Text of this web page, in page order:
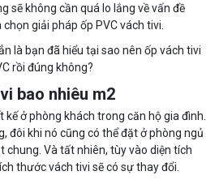
sẽ không cần quá lo lắng về vấn đề
giải pháp ốp PVC vách tivi.
là bạn đã hiểu tại sao nên ốp vách tivi
rồi đúng không?
bao nhiêu m2
ở phòng khách trong căn hộ gia đình.
đôi khi nó cũng có thể đặt ở phòng ngủ
chung. Và tất nhiên, tùy vào diện tích
thước vách tivi sẽ có sự thay đổi.